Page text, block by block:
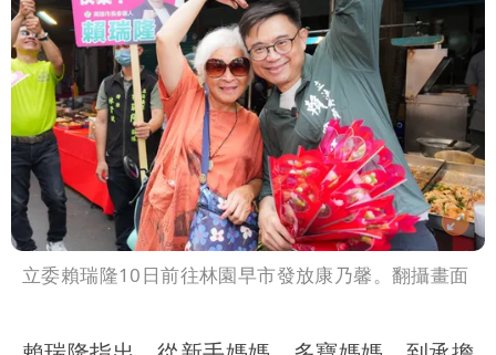
立委賴瑞隆10日前往林園早市發放康乃馨。翻攝畫面